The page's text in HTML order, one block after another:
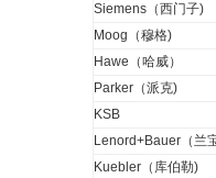
Siemens（西门子)
Moog（穆格)
Hawe（哈威）
Parker（派克)
KSB
Lenord+Bauer（兰
Kuebler（库伯勒)